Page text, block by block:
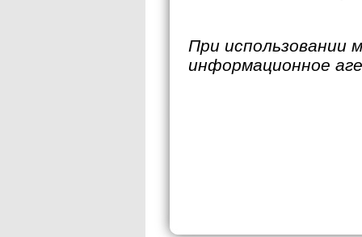
При использовании
информационное